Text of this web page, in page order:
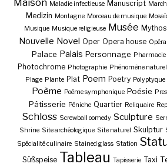
Maladie infectieuse Manuscript
Medizin Montagne Morceau de musique
Musique Musique religieuse Musée Mythos
Nouvelle Novel Oper Opera house Opéra
Palace Palais Personnage Pharmacie
Photochrome Photographie Phénomène naturel
Plage Plante Plat Poem Poetry Polyptyque
Poème Poème symphonique Poésie
Pâtisserie Péniche Quartier Reliquaire
Schloss Screwball oomedy Sculpture
Shrine Site archéologique Site naturel Skulptur
Spécialité culinaire Stained glass Station
Süßspeise Tableau Tapisserie Taxi